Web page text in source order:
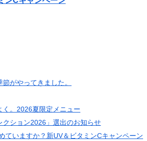
節がやってきました。
く。2026夏限定メニュー
クション2026」選出のお知らせ
ていますか？新UV＆ビタミンCキャンペーン